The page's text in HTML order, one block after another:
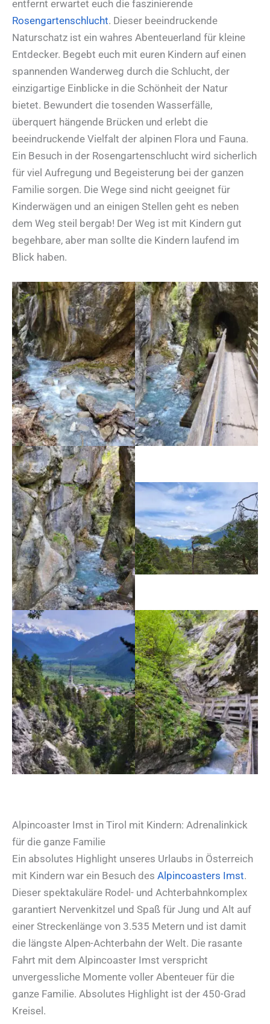
entfernt erwartet euch die faszinierende
Rosengartenschlucht. Dieser beeindruckende
Naturschatz ist ein wahres Abenteuerland für kleine
Entdecker. Begebt euch mit euren Kindern auf einen
spannenden Wanderweg durch die Schlucht, der
einzigartige Einblicke in die Schönheit der Natur
bietet. Bewundert die tosenden Wasserfälle,
überquert hängende Brücken und erlebt die
beeindruckende Vielfalt der alpinen Flora und Fauna.
Ein Besuch in der Rosengartenschlucht wird sicherlich
für viel Aufregung und Begeisterung bei der ganzen
Familie sorgen. Die Wege sind nicht geeignet für
Kinderwägen und an einigen Stellen geht es neben
dem Weg steil bergab! Der Weg ist mit Kindern gut
begehbare, aber man sollte die Kindern laufend im
Blick haben.
Alpincoaster Imst in Tirol mit Kindern: Adrenalinkick
für die ganze Familie
Ein absolutes Highlight unseres Urlaubs in Österreich
mit Kindern war ein Besuch des Alpincoasters Imst.
Dieser spektakuläre Rodel- und Achterbahnkomplex
garantiert Nervenkitzel und Spaß für Jung und Alt auf
einer Streckenlänge von 3.535 Metern und ist damit
die längste Alpen-Achterbahn der Welt. Die rasante
Fahrt mit dem Alpincoaster Imst verspricht
unvergessliche Momente voller Abenteuer für die
ganze Familie. Absolutes Highlight ist der 450-Grad
Kreisel.